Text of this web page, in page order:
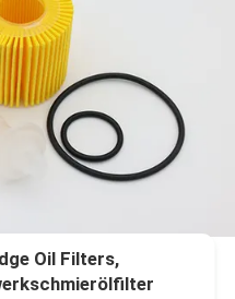
Oil Filters,